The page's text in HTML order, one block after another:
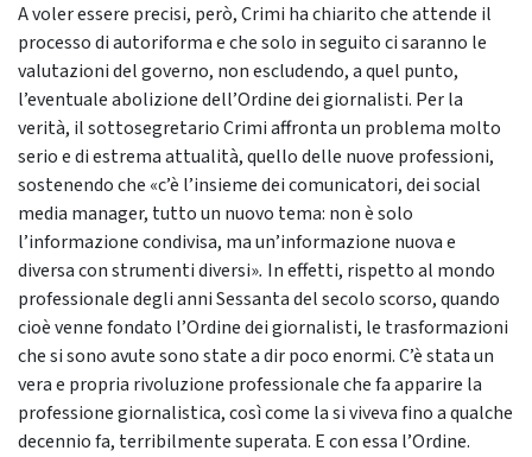
A voler essere precisi, però, Crimi ha chiarito che attende il
processo di autoriforma e che solo in seguito ci saranno le
valutazioni del governo, non escludendo, a quel punto,
l’eventuale abolizione dell’Ordine dei giornalisti. Per la
verità, il sottosegretario Crimi affronta un problema molto
serio e di estrema attualità, quello delle nuove professioni,
sostenendo che «c’è l’insieme dei comunicatori, dei social
media manager, tutto un nuovo tema: non è solo
l’informazione condivisa, ma un’informazione nuova e
diversa con strumenti diversi». In effetti, rispetto al mondo
professionale degli anni Sessanta del secolo scorso, quando
cioè venne fondato l’Ordine dei giornalisti, le trasformazioni
che si sono avute sono state a dir poco enormi. C’è stata un
vera e propria rivoluzione professionale che fa apparire la
professione giornalistica, così come la si viveva fino a qualche
decennio fa, terribilmente superata. E con essa l’Ordine.